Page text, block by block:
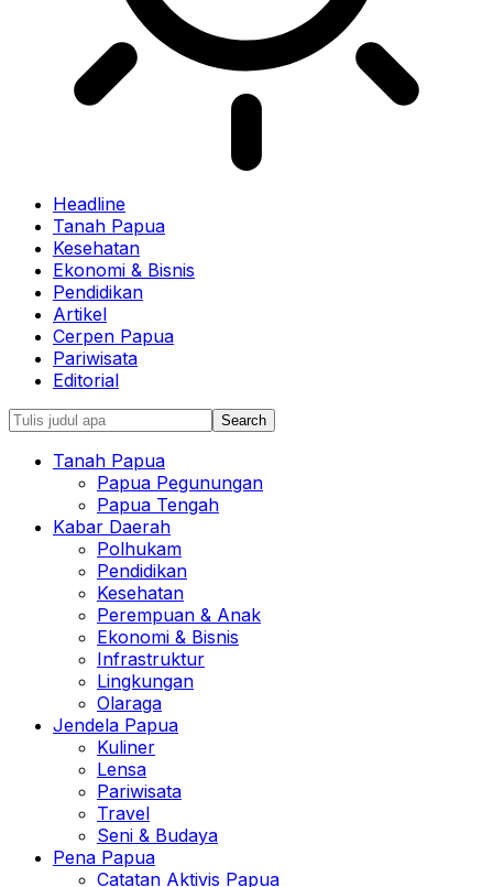
Headline
Tanah Papua
Kesehatan
Ekonomi & Bisnis
Pendidikan
Artikel
Cerpen Papua
Pariwisata
Editorial
Tanah Papua
Papua Pegunungan
Papua Tengah
Kabar Daerah
Polhukam
Pendidikan
Kesehatan
Perempuan & Anak
Ekonomi & Bisnis
Infrastruktur
Lingkungan
Olaraga
Jendela Papua
Kuliner
Lensa
Pariwisata
Travel
Seni & Budaya
Pena Papua
Catatan Aktivis Papua